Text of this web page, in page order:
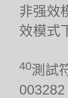
非强效
效模式
40測試